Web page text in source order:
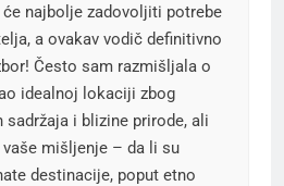
najbolje zadovoljiti potrebe
a ovakav vodič definitivno
Često sam razmišljala o
idealnoj lokaciji zbog
sadržaja i blizine prirode, ali
vaše mišljenje – da li su
destinacije, poput etno